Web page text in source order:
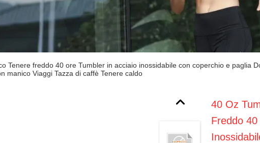
Tenere freddo 40 ore Tumbler in acciaio inossidabile con coperchio e paglia
manico Viaggi Tazza di caffè Tenere caldo
40 Oz
Freddo